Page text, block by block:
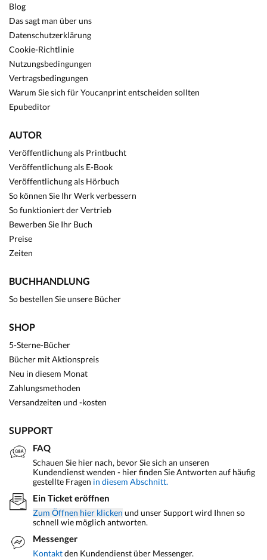
Blog
Das sagt man über uns
Datenschutzerklärung
Cookie-Richtlinie
Nutzungsbedingungen
Vertragsbedingungen
Warum Sie sich für Youcanprint entscheiden sollten
Epubeditor
AUTOR
Veröffentlichung als Printbucht
Veröffentlichung als E-Book
Veröffentlichung als Hörbuch
So können Sie Ihr Werk verbessern
So funktioniert der Vertrieb
Bewerben Sie Ihr Buch
Preise
Zeiten
BUCHHANDLUNG
So bestellen Sie unsere Bücher
SHOP
5-Sterne-Bücher
Bücher mit Aktionspreis
Neu in diesem Monat
Zahlungsmethoden
Versandzeiten und -kosten
SUPPORT
FAQ
Schauen Sie hier nach, bevor Sie sich an unseren
Kundendienst wenden - hier finden Sie Antworten auf häufig
gestellte Fragen in diesem Abschnitt.
Ein Ticket eröffnen
Zum Öffnen hier klicken und unser Support wird Ihnen so
schnell wie möglich antworten.
Messenger
Kontaktden Kundendienst über Messenger.